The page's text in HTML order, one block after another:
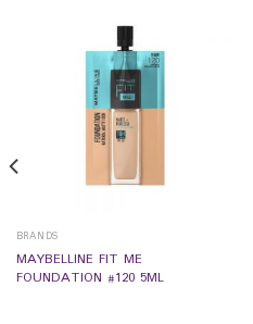
BRANDS
MAYBELLINE FIT ME
FOUNDATION #120 5ML